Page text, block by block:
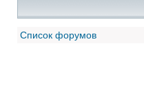
Список форумов